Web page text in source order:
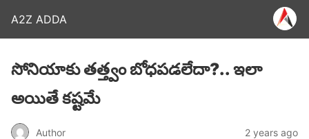
A2Z ADDA
సోనియాకు తత్త్వం బోధపడలేదా?.. ఇలా
అయితే కష్టమే
Author 2 years ago